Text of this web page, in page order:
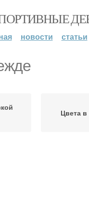
СПОРТИВНЫЕ
новости статьи
Цвета